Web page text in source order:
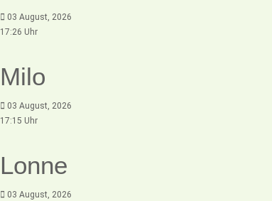
03 August, 2026
17:26 Uhr
Milo
03 August, 2026
17:15 Uhr
Lonne
03 August, 2026